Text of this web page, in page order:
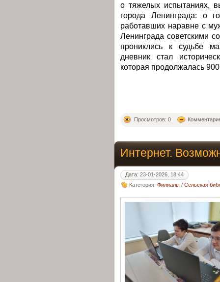
о тяжелых испытаниях,
города Ленинграда: о
работавших наравне с
Ленинграда советскими
прониклись к судьбе
дневник стал
которая продолжалась
Просмотров: 0
Интернет.
Дата: 23-01-2026, 18:44
Категория: Филиалы / Сельская